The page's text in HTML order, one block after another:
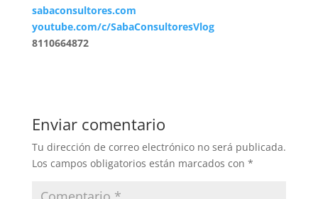
sabaconsultores.com
youtube.com/c/SabaConsultoresVlog
8110664872
Enviar comentario
Tu dirección de correo electrónico no será publicada.
Los campos obligatorios están marcados con *